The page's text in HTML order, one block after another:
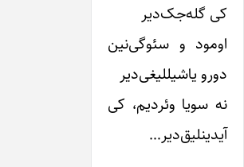
کی گله‌جک‌دیر
اومود و سئوگی‌نین
دورو یاشیللیغی‌دیر
نه سویا وئردیم، کی
آیدینلیق‌دیر…